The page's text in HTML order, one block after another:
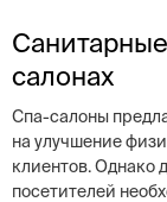
салонах
Спа-салоны
на улучшение
клиентов. Однако
посетителей